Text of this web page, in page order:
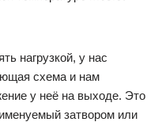
нагрузкой, у нас
схема и нам
у неё на выходе. Это
затвором или